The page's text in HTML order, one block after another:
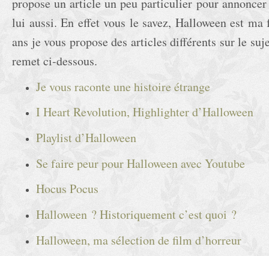
propose un article un peu particulier pour
lui aussi. En effet vous le savez, Halloween est
ans je vous propose des articles différents sur le
remet ci-dessous.
Je vous raconte une histoire étrange
I Heart Revolution, Highlighter d’Halloween
Playlist d’Halloween
Se faire peur pour Halloween avec Youtube
Hocus Pocus
Halloween ? Historiquement c’est quoi ?
Halloween, ma sélection de film d’horreur